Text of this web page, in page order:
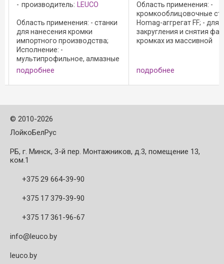
производитель: LEUCO
Область применения: - станки
для нанесения кромки
импортного производства;
Исполнение: -
мультипрофильное, алмазные
резцы; - улучшенная
аэродинамика корпуса,
лучшее охлаждение,
Преимущества: - более лучший
подробнее
Область применения: -
кромкооблицовочные
Homag-аггрегат FF; - для
закругления и снятия
кромках из массивной
Исполнение: -
передняя поверхность
сверхчистовая
подробнее
© 2010-2026
ЛойкоБелРус
РБ, г. Минск, 3-й пер. Монтажников, д.3, помещение 13,
ком.1
+375 29 664-39-90
+375 17 379-39-90
+375 17 361-96-67
info@leuco.by
leuco.by